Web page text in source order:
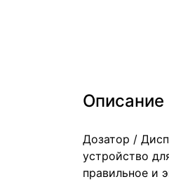
Описание
Дозатор /
устройство
правильное и